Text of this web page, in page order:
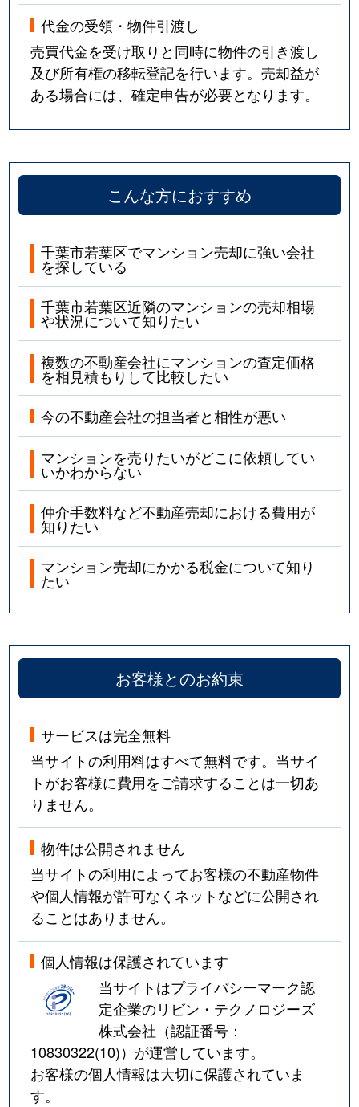
代金の受領・物件引渡し
売買代金を受け取りと同時に物件の引き渡し
及び所有権の移転登記を行います。売却益が
ある場合には、確定申告が必要となります。
こんな方におすすめ
千葉市若葉区でマンション売却に強い会社
を探している
千葉市若葉区近隣のマンションの売却相場
や状況について知りたい
複数の不動産会社にマンションの査定価格
を相見積もりして比較したい
今の不動産会社の担当者と相性が悪い
マンションを売りたいがどこに依頼してい
いかわからない
仲介手数料など不動産売却における費用が
知りたい
マンション売却にかかる税金について知り
たい
お客様とのお約束
サービスは完全無料
当サイトの利用料はすべて無料です。当サイ
トがお客様に費用をご請求することは一切あ
りません。
物件は公開されません
当サイトの利用によってお客様の不動産物件
や個人情報が許可なくネットなどに公開され
ることはありません。
個人情報は保護されています
当サイトはプライバシーマーク認
定企業のリビン・テクノロジーズ
株式会社（認証番号：
10830322(10)）が運営しています。
お客様の個人情報は大切に保護されていま
す。